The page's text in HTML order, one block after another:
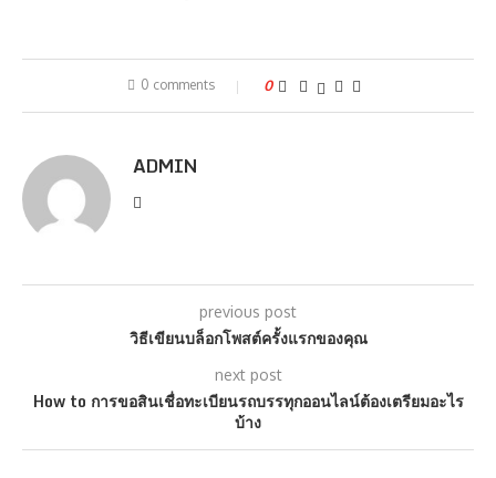
0 comments 0
ADMIN
previous post
วิธีเขียนบล็อกโพสต์ครั้งแรกของคุณ
next post
How to การขอสินเชื่อทะเบียนรถบรรทุกออนไลน์ต้องเตรียมอะไร
บ้าง